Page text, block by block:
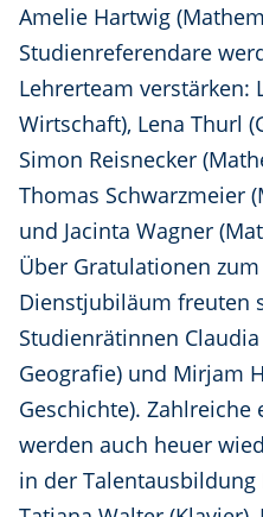
Amelie Hartwig
Studienreferendare
Lehrerteam verstärken:
Wirtschaft), Lena Thurl
Simon Reisnecker
Thomas Schwarzmeier
und Jacinta Wagner
Über Gratulationen
Dienstjubiläum freuten
Studienrätinnen
Geografie) und Mirjam
Geschichte).
werden auch heuer
in der